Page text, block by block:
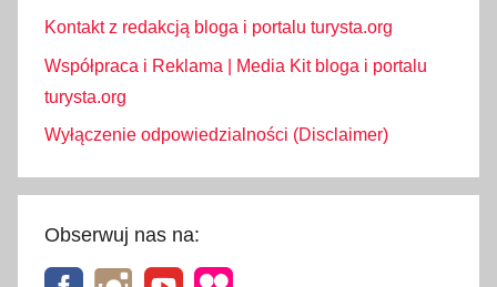
Kontakt z redakcją bloga i portalu turysta.org
Współpraca i Reklama | Media Kit bloga i portalu
turysta.org
Wyłączenie odpowiedzialności (Disclaimer)
Obserwuj nas na: